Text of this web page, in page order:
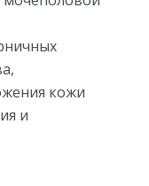
кожи
и